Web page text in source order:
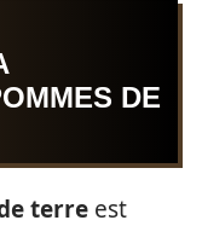
DE
terre est